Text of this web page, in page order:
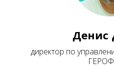
Денис
директор по